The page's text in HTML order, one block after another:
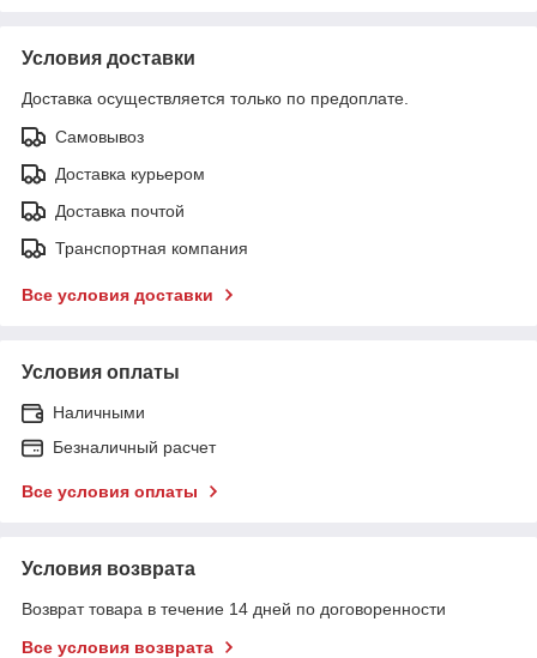
Условия доставки
Доставка осуществляется только по предоплате.
Самовывоз
Доставка курьером
Доставка почтой
Транспортная компания
Все условия доставки
Условия оплаты
Наличными
Безналичный расчет
Все условия оплаты
Условия возврата
Возврат товара в течение 14 дней по договоренности
Все условия возврата